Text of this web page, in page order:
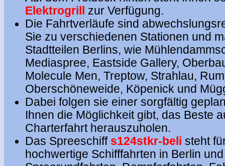
Elektrogrill
zur Verfügung.
Die Fahrtverläufe sind
Sie zu verschiedenen Stationen und
Stadtteilen Berlins, wie
Mediaspree, Eastside Gallery,
Molecule Men, Treptow, Strahlau,
Oberschöneweide, Köpenick und
Dabei folgen sie einer sorgfältig
Ihnen die Möglichkeit gibt, das Beste
Charterfahrt herauszuholen.
Das Spreeschiff s124stkr-beli steht
hochwertige Schifffahrten in Berlin